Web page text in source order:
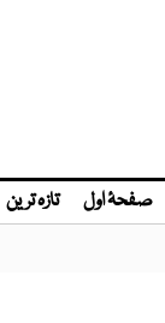
صفحۂ اول تازہ ترین